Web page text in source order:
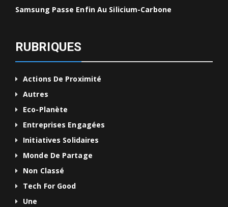
Samsung Passe Enfin Au Silicium-Carbone
RUBRIQUES
Actions De Proximité
Autres
Eco-Planète
Entreprises Engagées
Initiatives Solidaires
Monde De Partage
Non Classé
Tech For Good
Une